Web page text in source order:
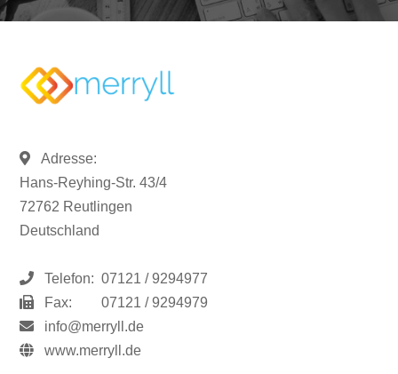
Adresse:
Hans-Reyhing-Str. 43/4
72762 Reutlingen
Deutschland
Telefon: 07121 / 9294977
Fax:
07121 / 9294979
info@merryll.de
www.merryll.de